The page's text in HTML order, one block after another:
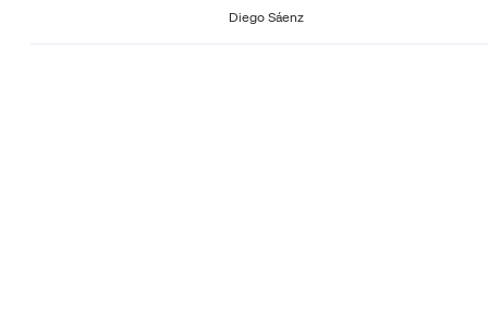
Diego Sáenz